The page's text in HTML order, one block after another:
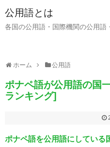
公用語とは
各国の公用語・国際機関の公用語
ホーム 公用語
ポナペ語が公用語の国
ランキング]
ポナペ語を公用語にしている